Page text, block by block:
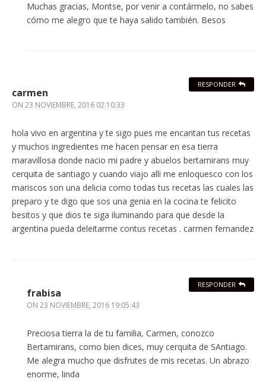
Muchas gracias, Montse, por venir a contármelo, no sabes
cómo me alegro que te haya salido también. Besos
carmen
ON 23 NOVIEMBRE, 2016 02:10:33
hola vivo en argentina y te sigo pues me encantan tus recetas
y muchos ingredientes me hacen pensar en esa tierra
maravillosa donde nacio mi padre y abuelos bertamirans muy
cerquita de santiago y cuando viajo alli me enloquesco con los
mariscos son una delicia como todas tus recetas las cuales las
preparo y te digo que sos una genia en la cocina te felicito
besitos y que dios te siga iluminando para que desde la
argentina pueda deleitarme contus recetas . carmen fernandez
RESPONDER
frabisa
ON 23 NOVIEMBRE, 2016 19:05:43
Preciosa tierra la de tu familia, Carmen, conozco
Bertamirans, como bien dices, muy cerquita de SAntiago.
Me alegra mucho que disfrutes de mis recetas. Un abrazo
enorme, linda
RESPONDER